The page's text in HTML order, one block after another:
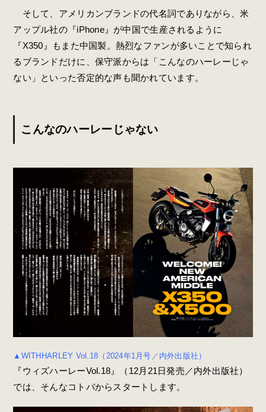
そして、アメリカンブランドの代名詞でありながら、米
アップル社の『iPhone』が中国で生産されるように
『X350』もまた中国製。熱烈なファンが多いことで知られ
るブランドだけに、保守派からは「こんなのハーレーじゃ
ない」といった否定的な声も聞かれています。
こんなのハーレーじゃない
▲WITHHARLEY Vol.18（2024年1月号／内外出版社）
『ウィズハーレーVol.18』（12月21日発売／内外出版社）
では、そんなコトバからスタートします。